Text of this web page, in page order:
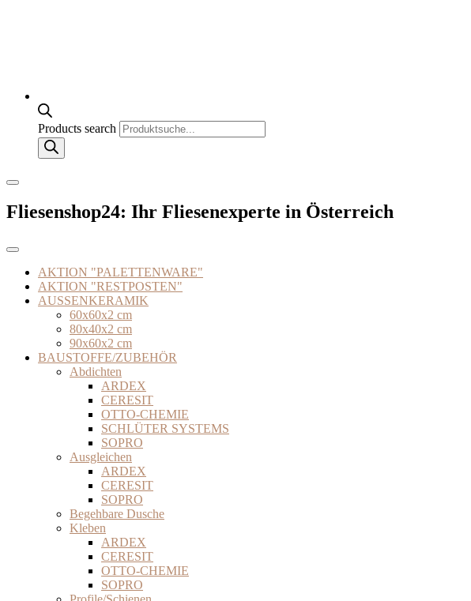
Products search
Fliesenshop24: Ihr Fliesenexperte in Österreich
AKTION "PALETTENWARE"
AKTION "RESTPOSTEN"
AUSSENKERAMIK
60x60x2 cm
80x40x2 cm
90x60x2 cm
BAUSTOFFE/ZUBEHÖR
Abdichten
ARDEX
CERESIT
OTTO-CHEMIE
SCHLÜTER SYSTEMS
SOPRO
Ausgleichen
ARDEX
CERESIT
SOPRO
Begehbare Dusche
Kleben
ARDEX
CERESIT
OTTO-CHEMIE
SOPRO